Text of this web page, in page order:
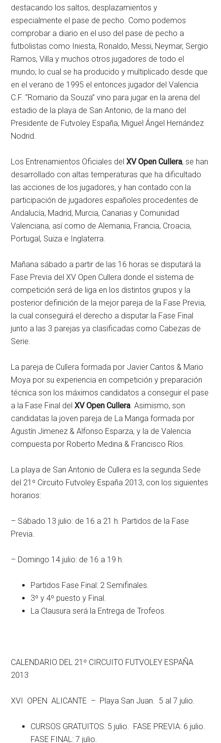
destacando los saltos, desplazamientos y
especialmente el pase de pecho. Como podemos
comprobar a diario en el uso del pase de pecho a
futbolistas como Iniesta, Ronaldo, Messi, Neymar, Sergio
Ramos, Villa y muchos otros jugadores de todo el
mundo; lo cual se ha producido y multiplicado desde que
en el verano de 1995 el entonces jugador del Valencia
C.F. “Romario da Souza” vino para jugar en la arena del
estadio de la playa de San Antonio, de la mano del
Presidente de Futvoley España, Miguel Ángel Hernández
Nodrid.
Los Entrenamientos Oficiales delXV Open Cullera, se han
desarrollado con altas temperaturas que ha dificultado
las acciones de los jugadores, y han contado con la
participación de jugadores españoles procedentes de
Andalucía, Madrid, Murcia, Canarias y Comunidad
Valenciana, así como de Alemania, Francia, Croacia,
Portugal, Suiza e Inglaterra.
Mañana sábado a partir de las 16 horas se disputará la
Fase Previa del XV Open Cullera donde el sistema de
competición será de liga en los distintos grupos y la
posterior definición de la mejor pareja de la Fase Previa,
la cual conseguirá el derecho a disputar la Fase Final
junto a las 3 parejas ya clasificadas como Cabezas de
Serie.
La pareja de Cullera formada por Javier Cantos & Mario
Moya por su experiencia en competición y preparación
técnica son los máximos candidatos a conseguir el pase
a la Fase Final del XV Open Cullera. Asimismo, son
candidatas la joven pareja de La Manga formada por
Agustín Jimenez & Alfonso Esparza, y la de Valencia
compuesta por Roberto Medina & Francisco Ríos.
La playa de San Antonio de Cullera es la segunda Sede
del 21º Circuito Futvoley España 2013, con los siguientes
horarios:
– Sábado 13 julio: de 16 a 21 h. Partidos de la Fase
Previa.
– Domingo 14 julio: de 16 a 19 h.
Partidos Fase Final: 2 Semifinales.
3º y 4º puesto y Final.
La Clausura será la Entrega de Trofeos.
CALENDARIO DEL 21º CIRCUITO FUTVOLEY ESPAÑA
2013
XVI OPEN ALICANTE – Playa San Juan. 5 al 7 julio.
CURSOS GRATUITOS: 5 julio. FASE PREVIA: 6 julio.
FASE FINAL: 7 julio.